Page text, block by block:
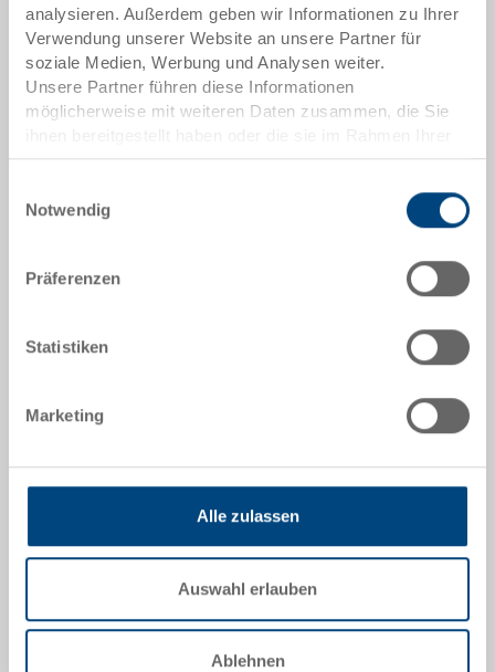
analysieren. Außerdem geben wir Informationen zu Ihrer
Verwendung unserer Website an unsere Partner für
soziale Medien, Werbung und Analysen weiter.
Unsere Partner führen diese Informationen
möglicherweise mit weiteren Daten zusammen, die Sie
Nutzung der Dienste gesammelt haben.
Notwendig
Präferenzen
Statistiken
Marketing
Alle zulassen
Auswahl erlauben
Ablehnen
Aussenmasse:
1200 x 1000 x 975 mm
Farbe:
|Weitere Farben auf Anfrage
Palettenbehälter KLAPA, klappbar, PE UIC/PE, Boden
1200x1000x975 mm, innen 1120x920x797 mm, Höhe
Entnahmeöffnungen Längsseite 770x390 mm /
Kurzseite 570x390 mm 1 Etikettenrahmen pro